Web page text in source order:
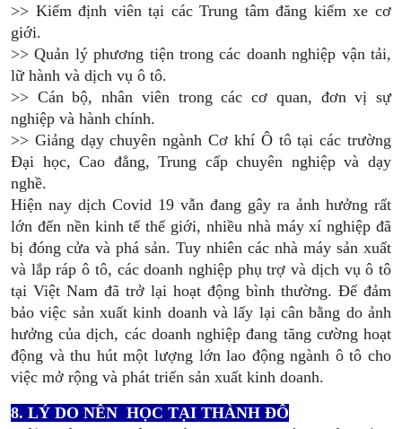
>> Kiểm định viên tại các Trung tâm đăng kiểm xe cơ
giới.
>> Quản lý phương tiện trong các doanh nghiệp vận tải,
lữ hành và dịch vụ ô tô.
>> Cán bộ, nhân viên trong các cơ quan, đơn vị sự
nghiệp và hành chính.
>> Giảng dạy chuyên ngành Cơ khí Ô tô tại các trường
Đại học, Cao đẳng, Trung cấp chuyên nghiệp và dạy
nghề.
Hiện nay dịch Covid 19 vẫn đang gây ra ảnh hưởng rất
lớn đến nền kinh tế thế giới, nhiều nhà máy xí nghiệp đã
bị đóng cửa và phá sản. Tuy nhiên các nhà máy sản xuất
và lắp ráp ô tô, các doanh nghiệp phụ trợ và dịch vụ ô tô
tại Việt Nam đã trở lại hoạt động bình thường. Để đảm
bảo việc sản xuất kinh doanh và lấy lại cân bằng do ảnh
hưởng của dịch, các doanh nghiệp đang tăng cường hoạt
động và thu hút một lượng lớn lao động ngành ô tô cho
việc mở rộng và phát triển sản xuất kinh doanh.
8. LÝ DO NÊN HỌC TẠI THÀNH ĐÔ